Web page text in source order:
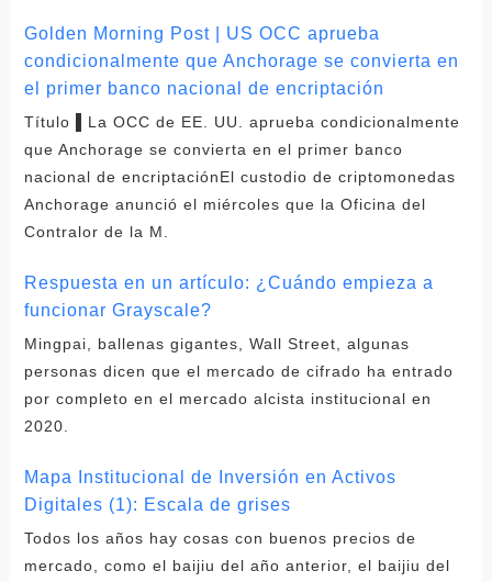
Golden Morning Post | US OCC aprueba
condicionalmente que Anchorage se convierta en
el primer banco nacional de encriptación
Título ▌La OCC de EE. UU. aprueba condicionalmente
que Anchorage se convierta en el primer banco
nacional de encriptaciónEl custodio de criptomonedas
Anchorage anunció el miércoles que la Oficina del
Contralor de la M.
Respuesta en un artículo: ¿Cuándo empieza a
funcionar Grayscale?
Mingpai, ballenas gigantes, Wall Street, algunas
personas dicen que el mercado de cifrado ha entrado
por completo en el mercado alcista institucional en
2020.
Mapa Institucional de Inversión en Activos
Digitales (1): Escala de grises
Todos los años hay cosas con buenos precios de
mercado, como el baijiu del año anterior, el baijiu del